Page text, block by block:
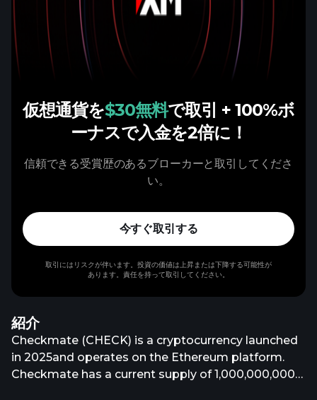
紹介
Checkmate (CHECK) is a cryptocurrency launched
in 2025and operates on the Ethereum platform.
Checkmate has a current supply of 1,000,000,000
仮想通貨を$30無料で取引 + 100%ボ
ーナスで入金を2倍に！
信頼できる受賞歴のあるブローカーと取引してくださ
い。
今すぐ取引する
取引にはリスクが伴います。投資の価値は上昇または下降する可能性が
あります。責任を持って取引してください。